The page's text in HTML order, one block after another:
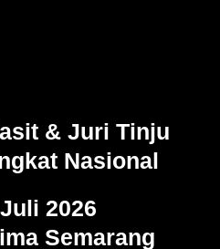
& Juri Tinju
Nasional
2026
Semarang